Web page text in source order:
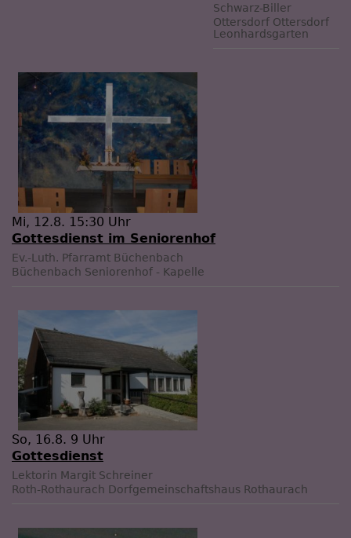
Schwarz-Biller
Ottersdorf Ottersdorf
Leonhardsgarten
Mi, 12.8. 15:30 Uhr
Gottesdienst im Seniorenhof
Ev.-Luth. Pfarramt Büchenbach
Büchenbach Seniorenhof - Kapelle
So, 16.8. 9 Uhr
Gottesdienst
Lektorin Margit Schreiner
Roth-Rothaurach Dorfgemeinschaftshaus Rothaurach